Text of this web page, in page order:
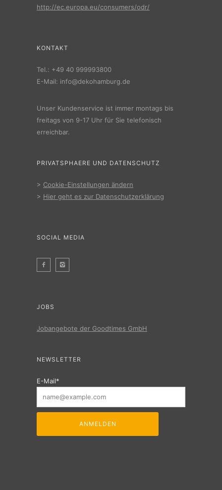
http://ec.europa.eu/consumers/odr/
KONTAKT
Tel.: +49 40 999993800
E-Mail: info@dekohamburg.de
Unser Kundenservice ist immer montags bis
freitags von 9-17 Uhr für Sie telefonisch
erreichbar.
PRIVATSPHAERE UND DATENSCHUTZ
> Cookie-Einstellungen ändern
> Hier geht es zur Datenschutzerklärung
SOCIAL MEDIA
JOBS
Jobangebote der Goodtimes GmbH
NEWSLETTER
E-Mail*
ANMELDEN